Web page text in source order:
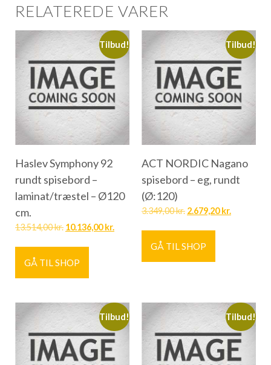
RELATEREDE VARER
Tilbud!
Haslev Symphony 92
rundt spisebord –
laminat/træstel – Ø120
cm.
13.514,00kr. 10.136,00kr.
GÅ TIL SHOP
Tilbud!
ACT NORDIC Nagano
spisebord – eg, rundt
(Ø:120)
3.349,00kr. 2.679,20kr.
GÅ TIL SHOP
Tilbud! Tilbud!